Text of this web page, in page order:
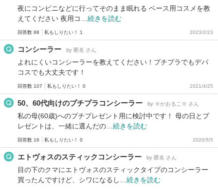
夜にコンビニなどに行ってそのまま眠れる ベース用コスメを教
えてください 夜用コ… 続きを読む
回答数 88 私もしりたい！ 1 2023/2/23
コンシーラー by 匿名 さん
よれにくいコンシーラーを教えてください！プチプラでもデパ
コスでも大丈夫です！
回答数 107 私もしりたい！ 0 2021/4/25
50、60代向けのプチプラコンシーラー by ※かおるこ※ さん
私の母(60歳)へのプチプレゼント用に検討中です！ 母の日とプ
レゼントは、一緒に選んだの… 続きを読む
回答数 16 私もしりたい！ 0 2020/5/5
エトヴォスのスティックコンシーラー by 匿名 さん
目の下のクマにエトヴォスのスティックタイプのコンシーラー
買ったんですけど、シワになるし… 続きを読む